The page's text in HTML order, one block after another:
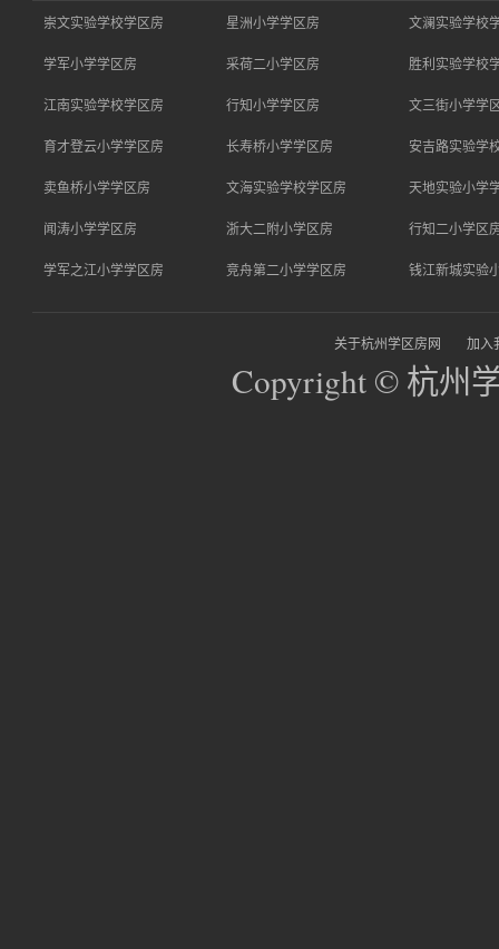
崇文实验学校学区房 星洲小学学区房 文澜实验学校
学军小学学区房 采荷二小学区房 胜利实验学校
江南实验学校学区房 行知小学学区房 文三街小学学
育才登云小学学区房 长寿桥小学学区房 安吉路实验学
卖鱼桥小学学区房 文海实验学校学区房 天地实验小学
闻涛小学学区房 浙大二附小学区房 行知二小学区
学军之江小学学区房 竞舟第二小学学区房 钱江新城实验
关于杭州学区房网 加入
Copyright © 杭州